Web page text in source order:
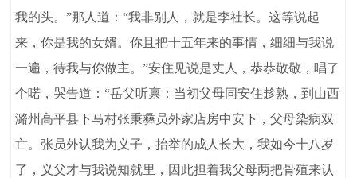
我的头。”那人道：“我非别人，就是李社长。这等说起
来，你是我的女婿。你且把十五年来的事情，细细与我说
一遍，待我与你做主。”安住见说是丈人，恭恭敬敬，唱了
个喏，哭告道：“岳父听禀：当初父母同安住趁熟，到山西
潞州高平县下马村张秉彝员外家店房中安下，父母染病双
亡。张员外认我为义子，抬举的成人长大，我如今十八岁
了，义父才与我说知就里，因此担着我父母两把骨殖来认